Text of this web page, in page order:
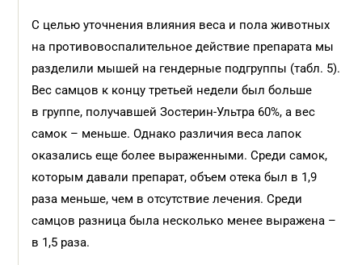
С целью уточнения влияния веса и пола животных
на противовоспалительное действие препарата мы
разделили мышей на гендерные подгруппы (табл. 5).
Вес самцов к концу третьей недели был больше
в группе, получавшей Зостерин-Ультра 60%, а вес
самок – меньше. Однако различия веса лапок
оказались еще более выраженными. Среди самок,
которым давали препарат, объем отека был в 1,9
раза меньше, чем в отсутствие лечения. Среди
самцов разница была несколько менее выражена –
в 1,5 раза.